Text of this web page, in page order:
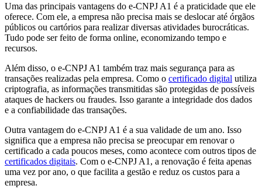
Uma das principais vantagens do e-CNPJ A1 é a praticidade que ele
oferece. Com ele, a empresa não precisa mais se deslocar até órgãos
públicos ou cartórios para realizar diversas atividades burocráticas.
Tudo pode ser feito de forma online, economizando tempo e
recursos.
Além disso, o e-CNPJ A1 também traz mais segurança para as
transações realizadas pela empresa. Como o certificado digital utiliza
criptografia, as informações transmitidas são protegidas de possíveis
ataques de hackers ou fraudes. Isso garante a integridade dos dados
e a confiabilidade das transações.
Outra vantagem do e-CNPJ A1 é a sua validade de um ano. Isso
significa que a empresa não precisa se preocupar em renovar o
certificado a cada poucos meses, como acontece com outros tipos de
certificados digitais. Com o e-CNPJ A1, a renovação é feita apenas
uma vez por ano, o que facilita a gestão e reduz os custos para a
empresa.